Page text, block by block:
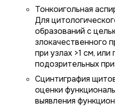
Тонкоигольная
Для
образований с
злокачественного
при узлах >1 см, или
подозрительных
Сцинтиграфия
оценки
выявления